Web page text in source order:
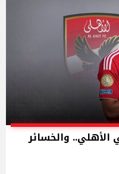
والخسائر